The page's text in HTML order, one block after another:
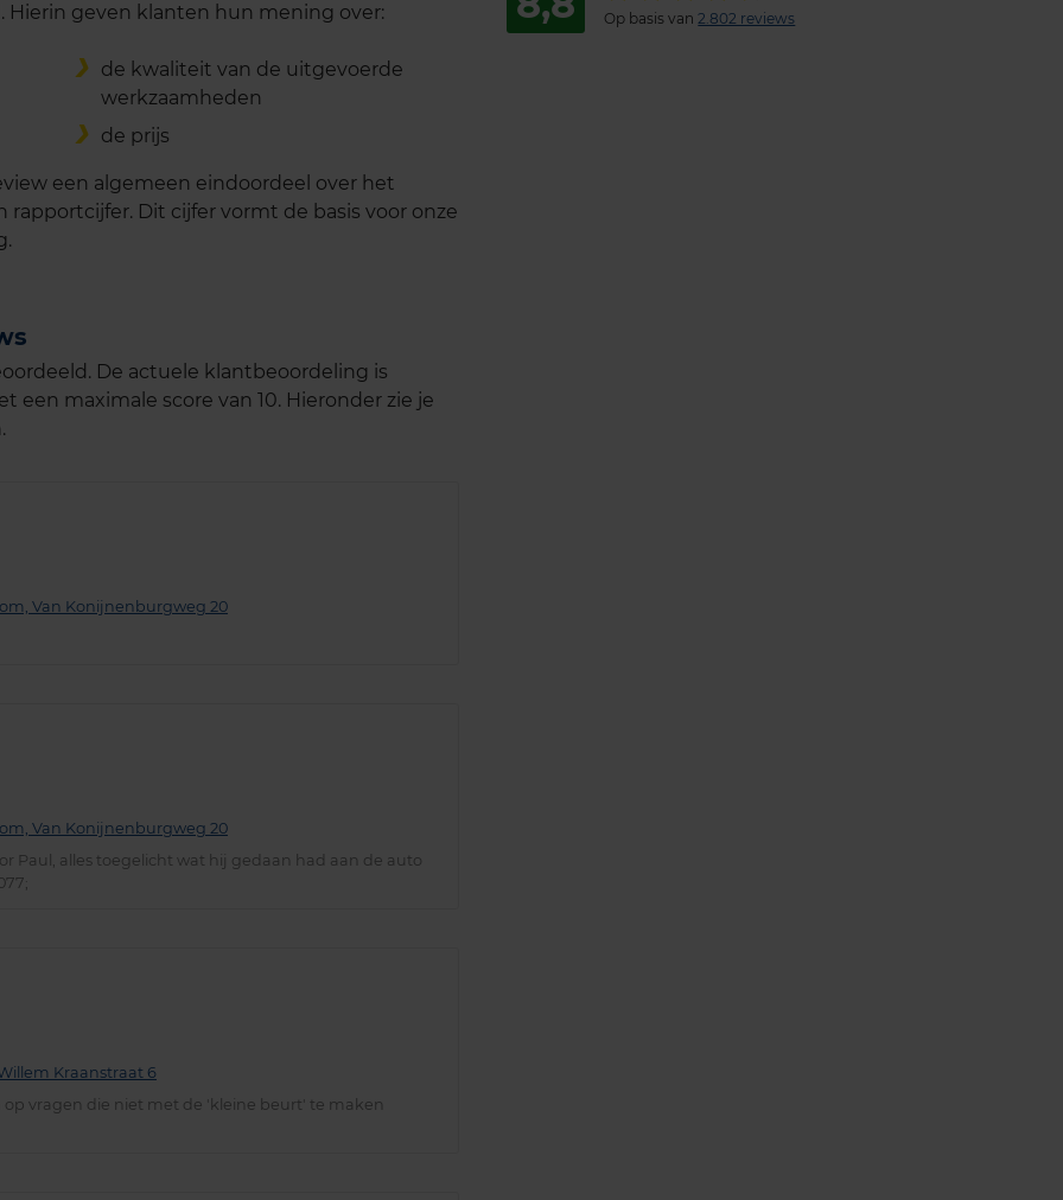
geven klanten hun mening over:
de kwaliteit van de uitgevoerde
werkzaamheden
de prijs
een algemeen eindoordeel over het
rapportcijfer. Dit cijfer vormt de basis voor onze
Op basis van2.802 reviews
De actuele klantbeoordeling is
een maximale score van 10. Hieronder zie je
Van Konijnenburgweg 20
Van Konijnenburgweg 20
Paul, alles toegelicht wat hij gedaan had aan de auto
Kraanstraat 6
vragen die niet met de 'kleine beurt' te maken